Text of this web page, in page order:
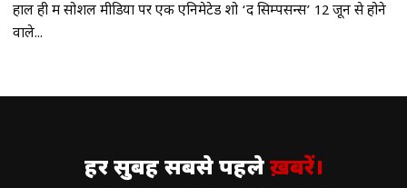
हाल ही में सोशल मीडिया पर एक एनिमेटेड शो ‘द सिम्पसन्स’ 12 जून से होने
वाले...
हर सुबह सबसे पहलेख़बरें।